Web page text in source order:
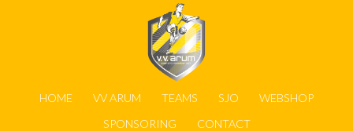
HOME VV ARUM TEAMS SJO
WEBSHOP
SPONSORING
CONTACT